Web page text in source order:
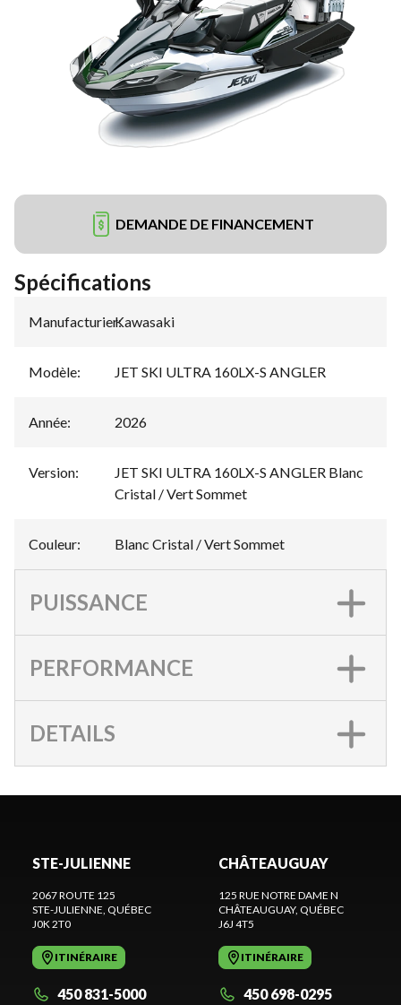
DEMANDE DE FINANCEMENT
Spécifications
Manufacturier:
Kawasaki
Modèle: JET SKI ULTRA 160LX-S ANGLER
Année: 2026
Version:
JET SKI ULTRA 160LX-S ANGLER Blanc
Cristal / Vert Sommet
Couleur: Blanc Cristal / Vert Sommet
PUISSANCE
PERFORMANCE
DETAILS
STE-JULIENNE
2067 ROUTE 125
STE-JULIENNE, QUÉBEC
J0K 2T0
ITINÉRAIRE
450 831-5000
CHÂTEAUGUAY
125 RUE NOTRE DAME N
CHÂTEAUGUAY, QUÉBEC
J6J 4T5
ITINÉRAIRE
450 698-0295